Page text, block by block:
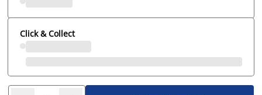
Click & Collect